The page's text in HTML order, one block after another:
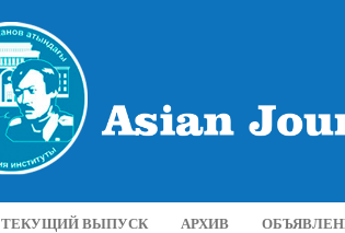
ТЕКУЩИЙ ВЫПУСК АРХИВ